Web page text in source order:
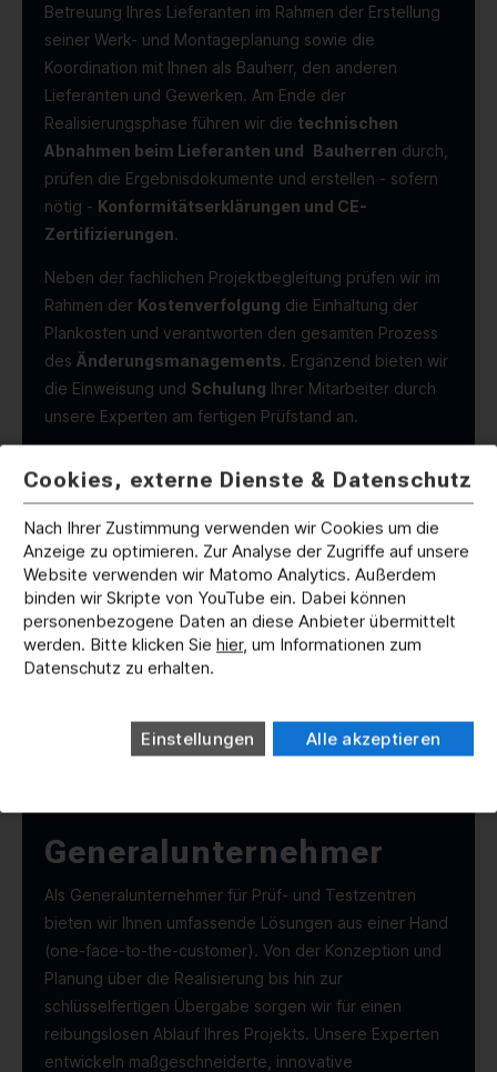
Betreuung Ihres Lieferanten im Rahmen der Erstellung
seiner Werk- und Montageplanung sowie die
Koordination mit Ihnen als Bauherr, den anderen
Lieferanten und Gewerken. Am Ende der
Realisierungsphase führen wir die technischen
Abnahmen beim Lieferanten und Bauherren durch,
prüfen die Ergebnisdokumente und erstellen - sofern
nötig - Konformitätserklärungen und CE-
Zertifizierungen.
Neben der fachlichen Projektbegleitung prüfen wir im
Rahmen der Kostenverfolgung die Einhaltung der
Plankosten und verantworten den gesamten Prozess
des Änderungsmanagements. Ergänzend bieten wir
die Einweisung und Schulung Ihrer Mitarbeiter durch
unsere Experten am fertigen Prüfstand an.
Generalunternehmer
Als Generalunternehmer für Prüf- und Testzentren
bieten wir Ihnen umfassende Lösungen aus einer Hand
(one-face-to-the-customer). Von der Konzeption und
Planung über die Realisierung bis hin zur
schlüsselfertigen Übergabe sorgen wir für einen
reibungslosen Ablauf Ihres Projekts. Unsere Experten
entwickeln maßgeschneiderte, innovative
Cookies, externe Dienste & Datenschutz
Nach Ihrer Zustimmung verwenden wir Cookies um die
Anzeige zu optimieren. Zur Analyse der Zugriffe auf unsere
Website verwenden wir Matomo Analytics. Außerdem
binden wir Skripte von YouTube ein. Dabei können
personenbezogene Daten an diese Anbieter übermittelt
werden. Bitte klicken Sie hier, um Informationen zum
Datenschutz zu erhalten.
Einstellungen Alle akzeptieren